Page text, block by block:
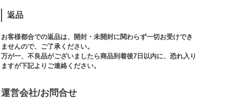
返品
お客様都合での返品は、開封・未開封に関わらず一切お受けでき
ませんので、ご了承ください。​​
万が一、不良品がございましたら商品到着後7日以内に、恐れ入り
ますが下記よりご連絡ください。
運営会社/お問合せ​